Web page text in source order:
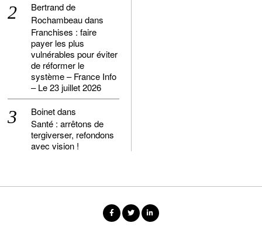
Bertrand de
Rochambeaudans
Franchises : faire
payer les plus
vulnérables pour éviter
de réformer le
système – France Info
– Le 23 juillet 2026
Boinetdans
Santé : arrêtons de
tergiverser, refondons
avec vision !